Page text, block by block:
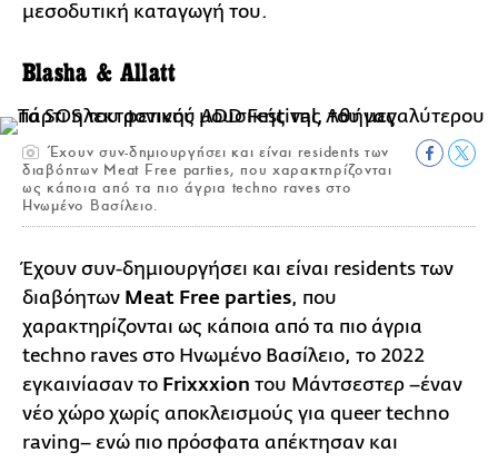
μεσοδυτική καταγωγή του.
Blasha & Allatt
Έχουν συν-δημιουργήσει και είναι residents των
διαβόητων Meat Free parties, που χαρακτηρίζονται
ως κάποια από τα πιο άγρια techno raves στο
Ηνωμένο Βασίλειο.
Έχουν συν-δημιουργήσει και είναι residents των
διαβόητων Meat Free parties, που
χαρακτηρίζονται ως κάποια από τα πιο άγρια
techno raves στο Ηνωμένο Βασίλειο, το 2022
εγκαινίασαν το Frixxxion του Μάντσεστερ –έναν
νέο χώρο χωρίς αποκλεισμούς για queer techno
raving– ενώ πιο πρόσφατα απέκτησαν και